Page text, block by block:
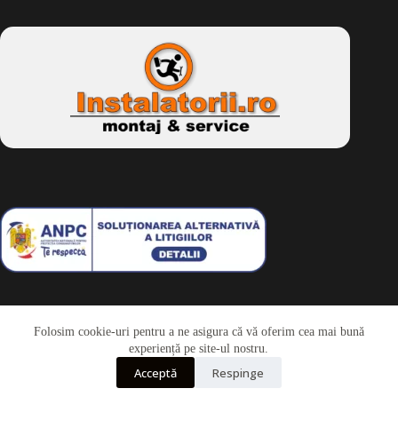
Folosim cookie-uri pentru a ne asigura că vă oferim cea mai bună
experiență pe site-ul nostru.
Acceptă Respinge
Drepturi de autor © 2026 - Dkbike.ropowered by